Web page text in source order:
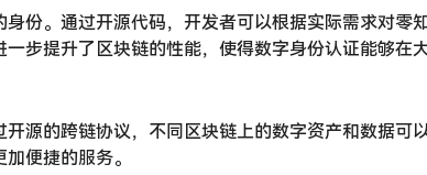
份。通过开源代码，开发者可以根据实际需求对零
步提升了区块链的性能，使得数字身份认证能够在
源的跨链协议，不同区块链上的数字资产和数据可
便捷的服务。